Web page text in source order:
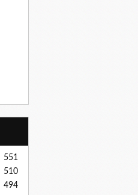
551
510
494